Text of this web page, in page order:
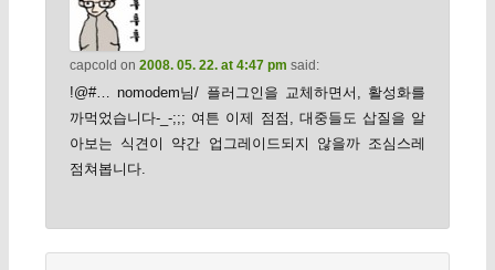
capcold on 2008. 05. 22. at 4:47 pm said:
!@#… nomodem님/ 플러그인을 교체하면서, 활성화를
까먹었습니다-_-;;; 여튼 이제 점점, 대중들도 삽질을 알
아보는 식견이 약간 업그레이드되지 않을까 조심스레
점쳐봅니다.